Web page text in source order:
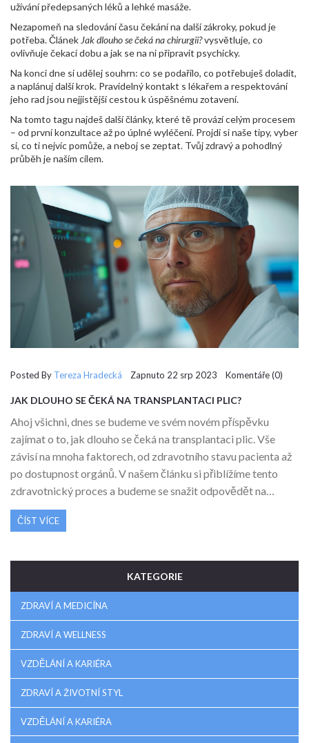
užívání předepsaných léků a lehké masáže.
Nezapomeň na sledování času čekání na další zákroky, pokud je
potřeba. Článek Jak dlouho se čeká na chirurgii?vysvětluje, co
ovlivňuje čekací dobu a jak se na ni připravit psychicky.
Na konci dne si udělej souhrn: co se podařilo, co potřebuješ doladit,
a naplánuj další krok. Pravidelný kontakt s lékařem a respektování
jeho rad jsou nejjistější cestou k úspěšnému zotavení.
Na tomto tagu najdeš další články, které tě provází celým procesem
– od první konzultace až po úplné wyléčení. Projdi si naše tipy, vyber
si, co ti nejvíc pomůže, a neboj se zeptat. Tvůj zdravý a pohodlný
průběh je naším cílem.
Posted By Tereza Hradecká Zapnuto 22 srp 2023 Komentáře (0)
JAK DLOUHO SE ČEKÁ NA TRANSPLANTACI PLIC?
Ahoj všichni, dnes se budeme ve svém novém příspěvku
zajímat o to, jak dlouho se čeká na transplantaci plic. Vše
závisí na mnoha faktorech, od zdravotního stavu pacienta až
po dostupnost orgánů. V našem článku si přiblížíme tento
zdravotnický proces a budeme se snažit odpovědět na
všechny vaše otázky. Sledujte nás dál, abyste měli přehled o
všem, co byste měli vědět.
ČÍST VÍCE
KATEGORIE
ZDRAVÍ A MEDICÍNA
ZDRAVÍ A WELLNESS
VZDĚLÁNÍ A KARIÉRA
ZDRAVÍ A ŽIVOTNÍ STYL
VZDĚLÁNÍ A KARIÉRA